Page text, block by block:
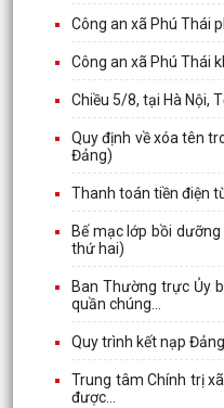
Công an xã Phú Thái
Công an xã Phú Thái
Chiều 5/8, tại Hà Nội,
Quy định về xóa tên
Đảng)
Thanh toán tiền điện
Bế mạc lớp bồi
thứ hai)
Ban Thường trực Ủy
quần chúng...
Quy trình kết nạp
Trung tâm Chính trị
được...